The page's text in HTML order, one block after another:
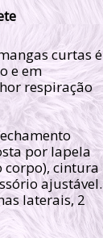
curtas é
e em
respiração
por lapela
corpo), cintura
ajustável.
laterais, 2